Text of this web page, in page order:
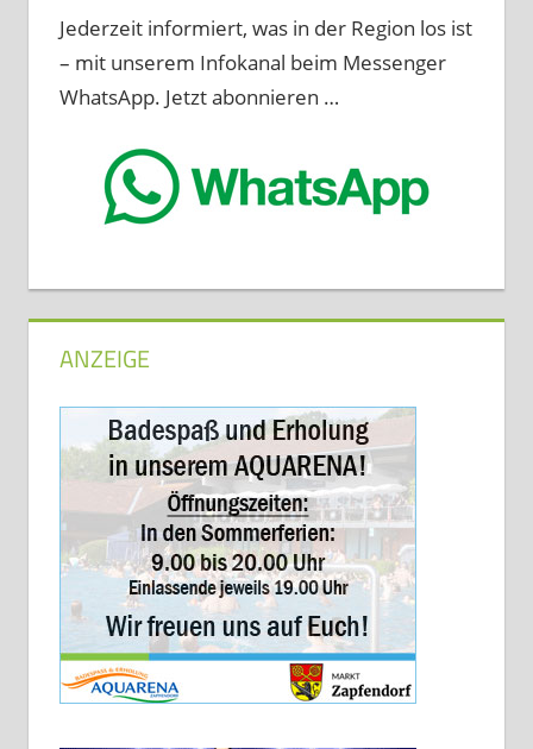
Jederzeit informiert, was in der Region los ist
– mit unserem Infokanal beim Messenger
WhatsApp. Jetzt abonnieren …
ANZEIGE